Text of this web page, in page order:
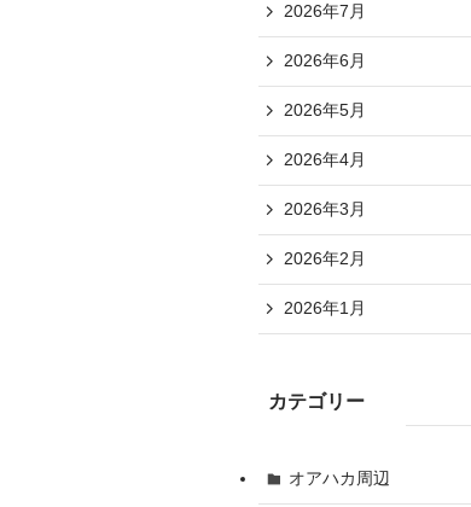
2026年7月
2026年6月
2026年5月
2026年4月
2026年3月
2026年2月
2026年1月
カテゴリー
オアハカ周辺